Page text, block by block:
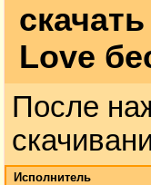
Love
После
Исполнитель